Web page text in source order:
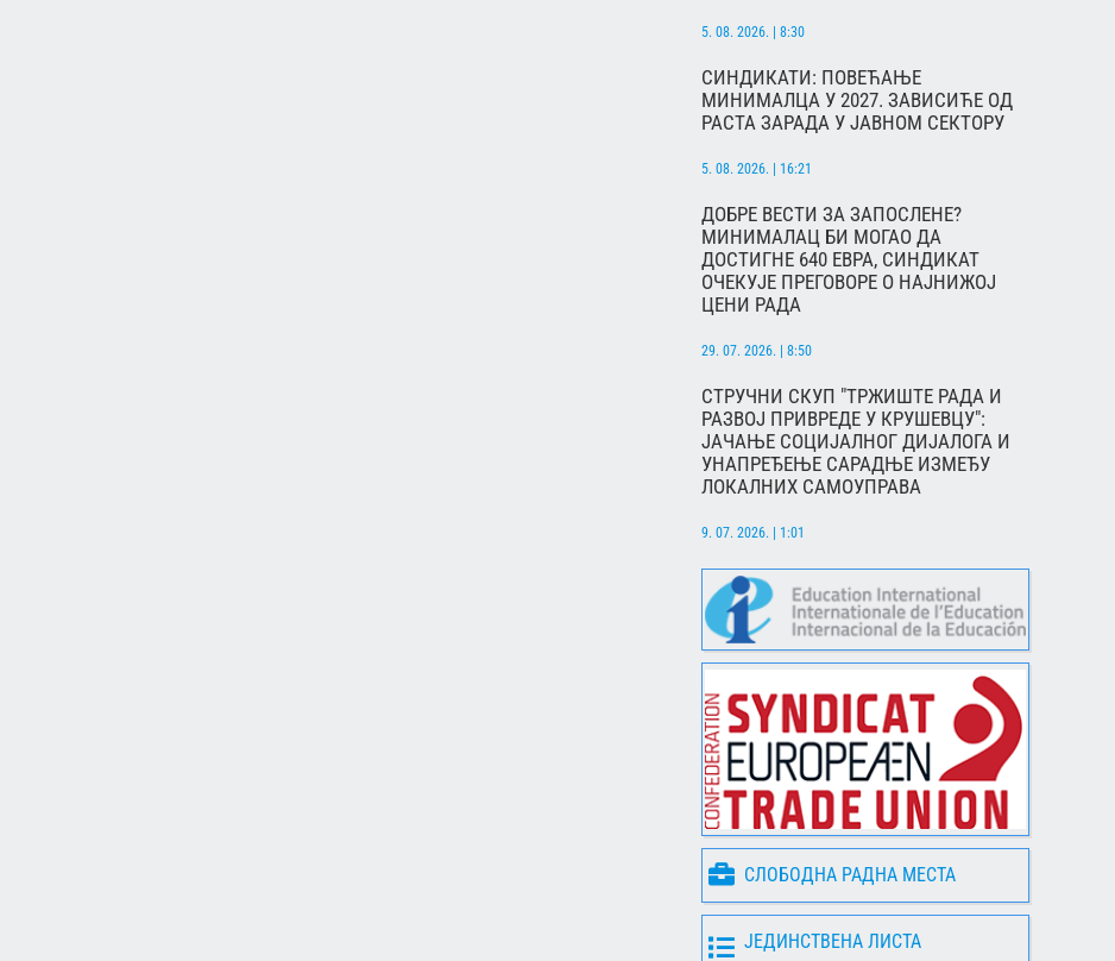
5. 08. 2026. | 8:30
СИНДИКАТИ: ПОВЕЋАЊЕ
МИНИМАЛЦА У 2027. ЗАВИСИЋЕ ОД
РАСТА ЗАРАДА У ЈАВНОМ СЕКТОРУ
5. 08. 2026. | 16:21
ДОБРЕ ВЕСТИ ЗА ЗАПОСЛЕНЕ?
МИНИМАЛАЦ БИ МОГАО ДА
ДОСТИГНЕ 640 ЕВРА, СИНДИКАТ
ОЧЕКУЈЕ ПРЕГОВОРЕ О НАЈНИЖОЈ
ЦЕНИ РАДА
29. 07. 2026. | 8:50
СТРУЧНИ СКУП "ТРЖИШТЕ РАДА И
РАЗВОЈ ПРИВРЕДЕ У КРУШЕВЦУ":
ЈАЧАЊЕ СОЦИЈАЛНОГ ДИЈАЛОГА И
УНАПРЕЂЕЊЕ САРАДЊЕ ИЗМЕЂУ
ЛОКАЛНИХ САМОУПРАВА
9. 07. 2026. | 1:01
СЛОБОДНА РАДНА МЕСТА
ЈЕДИНСТВЕНА ЛИСТА